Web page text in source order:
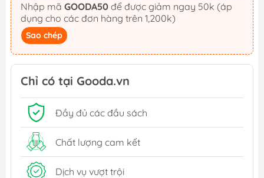
Nhập mã GOODA50
dụng cho các đơn hàng trên 1,200k)
Sao chép
Chỉ có tại Gooda.vn
Đầy đủ các đầu sách
Chất lượng cam kết
Dịch vụ vượt trội